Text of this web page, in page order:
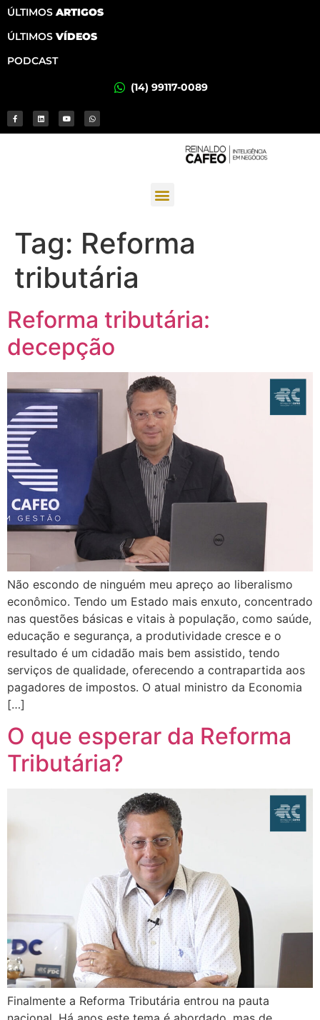
ÚLTIMOS ARTIGOS
ÚLTIMOS VÍDEOS
PODCAST
(14) 99117-0089
Tag: Reforma
tributária
Reforma tributária:
decepção
Não escondo de ninguém meu apreço ao liberalismo
econômico. Tendo um Estado mais enxuto, concentrado
nas questões básicas e vitais à população, como saúde,
educação e segurança, a produtividade cresce e o
resultado é um cidadão mais bem assistido, tendo
serviços de qualidade, oferecendo a contrapartida aos
pagadores de impostos. O atual ministro da Economia
[…]
O que esperar da Reforma
Tributária?
Finalmente a Reforma Tributária entrou na pauta